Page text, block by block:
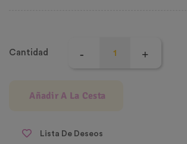
Cantidad
Añadir A La Cesta
Lista De Deseos